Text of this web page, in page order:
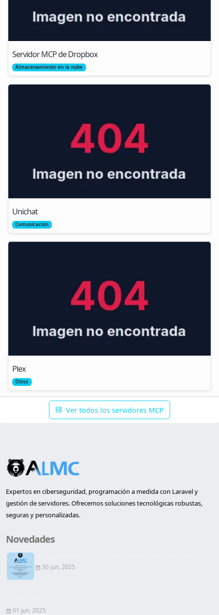
Servidor MCP de Dropbox
Almacenamiento en la nube
Unichat
Comunicación
Plex
Otros
Ver todos los servidores MCP
Expertos en ciberseguridad, programación a medida con Laravel y
gestión de servidores. Ofrecemos soluciones tecnológicas robustas,
seguras y personalizadas.
Novedades
30 jun. 2025
01 jun. 2025